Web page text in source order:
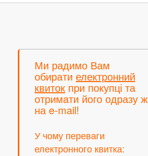
Ми радимо Вам
обирати електронний
квиток при покупці та
отримати його одразу ж
на e-mail!
У чому переваги
електронного квитка: